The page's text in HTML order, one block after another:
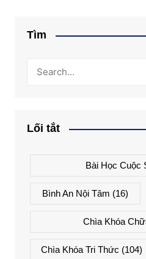
Tìm
Lối tắt
Bài Học Cuộc
Bình An Nội Tâm (16)
Chìa Khóa
Chìa Khóa Tri Thức (104)